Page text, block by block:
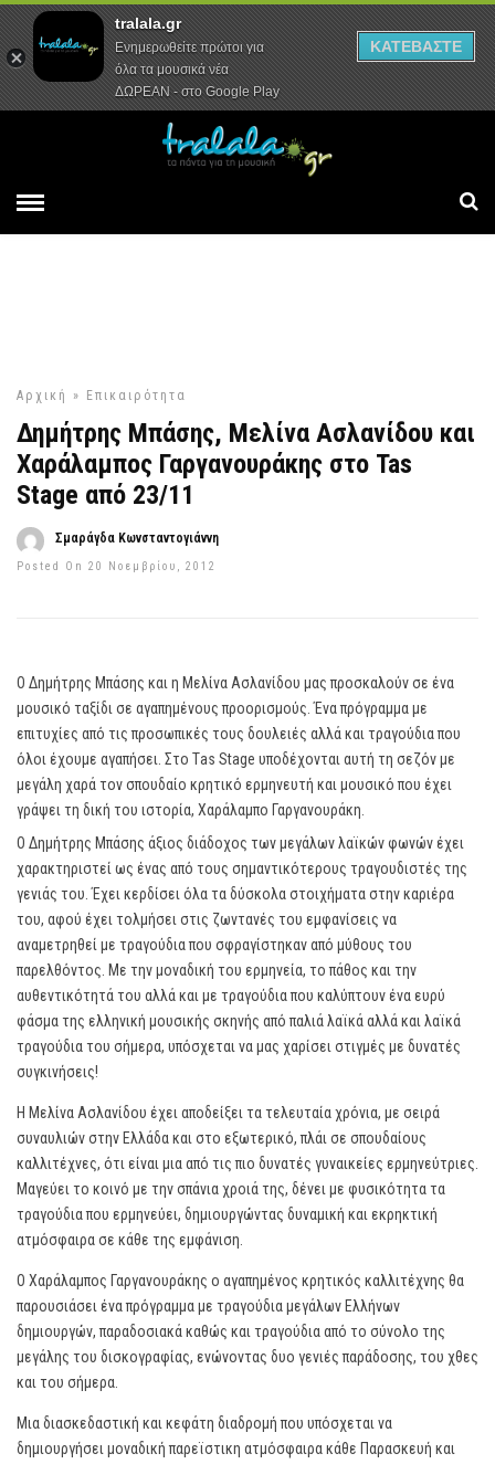
Αρχική Συνεντεύξεις Ρεπορτάζ
Αρχική » Επικαιρότητα
Δημήτρης Μπάσης, Μελίνα Ασλανίδου και
Χαράλαμπος Γαργανουράκης στο Tas
Stage από 23/11
Σμαράγδα Κωνσταντογιάννη
Posted On 20 Νοεμβρίου, 2012
Ο Δημήτρης Μπάσης και η Μελίνα Ασλανίδου μας προσκαλούν σε ένα
μουσικό ταξίδι σε αγαπημένους προορισμούς. Ένα πρόγραμμα με
επιτυχίες από τις προσωπικές τους δουλειές αλλά και τραγούδια που
όλοι έχουμε αγαπήσει. Στο Τas Stage υποδέχονται αυτή τη σεζόν με
μεγάλη χαρά τον σπουδαίο κρητικό ερμηνευτή και μουσικό που έχει
γράψει τη δική του ιστορία, Χαράλαμπο Γαργανουράκη.
Ο Δημήτρης Μπάσης άξιος διάδοχος των μεγάλων λαϊκών φωνών έχει
χαρακτηριστεί ως ένας από τους σημαντικότερους τραγουδιστές της
γενιάς του. Έχει κερδίσει όλα τα δύσκολα στοιχήματα στην καριέρα
του, αφού έχει τολμήσει στις ζωντανές του εμφανίσεις να
αναμετρηθεί με τραγούδια που σφραγίστηκαν από μύθους του
παρελθόντος. Με την μοναδική του ερμηνεία, το πάθος και την
αυθεντικότητά του αλλά και με τραγούδια που καλύπτουν ένα ευρύ
φάσμα της ελληνική μουσικής σκηνής από παλιά λαϊκά αλλά και λαϊκά
τραγούδια του σήμερα, υπόσχεται να μας χαρίσει στιγμές με δυνατές
συγκινήσεις!
Η Μελίνα Ασλανίδου έχει αποδείξει τα τελευταία χρόνια, με σειρά
συναυλιών στην Ελλάδα και στο εξωτερικό, πλάι σε σπουδαίους
καλλιτέχνες, ότι είναι μια από τις πιο δυνατές γυναικείες ερμηνεύτριες.
Μαγεύει το κοινό με την σπάνια χροιά της, δένει με φυσικότητα τα
τραγούδια που ερμηνεύει, δημιουργώντας δυναμική και εκρηκτική
ατμόσφαιρα σε κάθε της εμφάνιση.
Ο Χαράλαμπος Γαργανουράκης ο αγαπημένος κρητικός καλλιτέχνης θα
παρουσιάσει ένα πρόγραμμα με τραγούδια μεγάλων Ελλήνων
δημιουργών, παραδοσιακά καθώς και τραγούδια από το σύνολο της
μεγάλης του δισκογραφίας, ενώνοντας δυο γενιές παράδοσης, του χθες
και του σήμερα.
Μια διασκεδαστική και κεφάτη διαδρομή που υπόσχεται να
δημιουργήσει μοναδική παρεϊστικη ατμόσφαιρα κάθε Παρασκευή και
tralala.gr
Ενημερωθείτε πρώτοι για
όλα τα μουσικά νέα
ΔΩΡΕΑΝ - στο Google Play
ΚΑΤΕΒΑΣΤΕ